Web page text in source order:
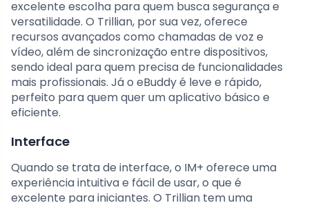
excelente escolha para quem busca segurança e
versatilidade. O Trillian, por sua vez, oferece
recursos avançados como chamadas de voz e
vídeo, além de sincronização entre dispositivos,
sendo ideal para quem precisa de funcionalidades
mais profissionais. Já o eBuddy é leve e rápido,
perfeito para quem quer um aplicativo básico e
eficiente.
Interface
Quando se trata de interface, o IM+ oferece uma
experiência intuitiva e fácil de usar, o que é
excelente para iniciantes. O Trillian tem uma